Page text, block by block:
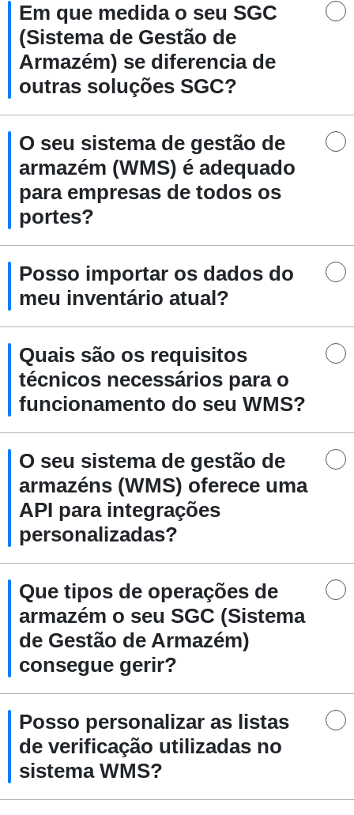
Em que medida o seu SGC
(Sistema de Gestão de
Armazém) se diferencia de
outras soluções SGC?
O seu sistema de gestão de
armazém (WMS) é adequado
para empresas de todos os
portes?
Posso importar os dados do
meu inventário atual?
Quais são os requisitos
técnicos necessários para o
funcionamento do seu WMS?
O seu sistema de gestão de
armazéns (WMS) oferece uma
API para integrações
personalizadas?
Que tipos de operações de
armazém o seu SGC (Sistema
de Gestão de Armazém)
consegue gerir?
Posso personalizar as listas
de verificação utilizadas no
sistema WMS?